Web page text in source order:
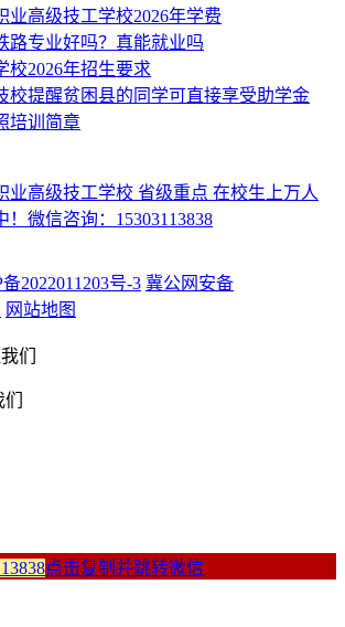
业高级技工学校2026年学费
路专业好吗？真能就业吗
校2026年招生要求
校提醒贫困县的同学可直接享受助学金
培训简章
业高级技工学校 省级重点 在校生上万人
！微信咨询：15303113838
2022011203号-3 冀公网安备
网站地图
点击复制并跳转微信